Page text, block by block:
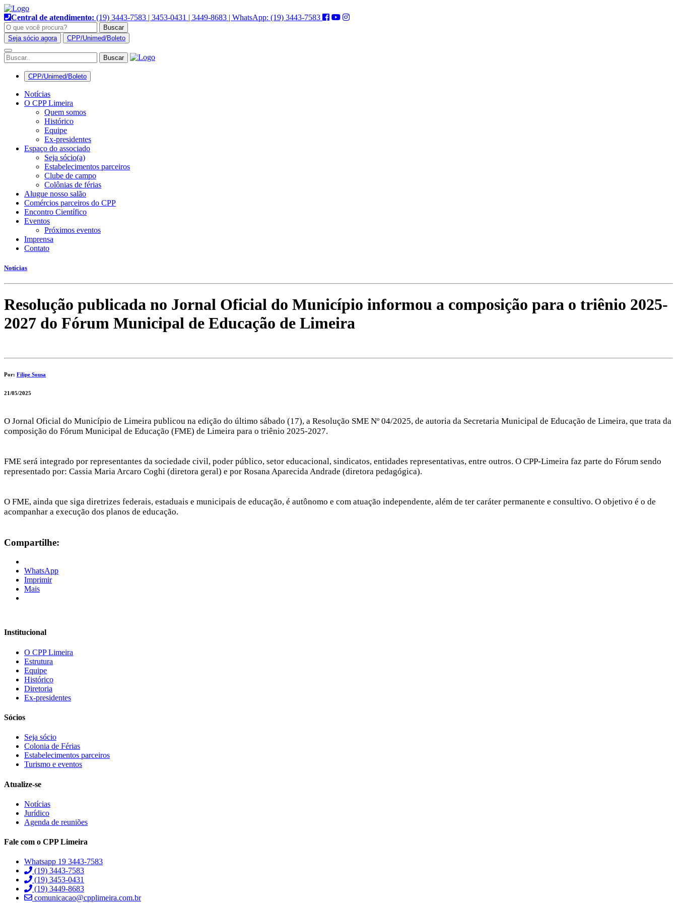
Hacklink panel
Hacklink panel
Backlink paketleri
Hacklink
Hacklink panel
Hacklink panel
Hacklink panel
Hacklink panel
Hacklink panel
Hacklink panel
Hacklink panel
Hacklink panel
Hacklink panel
Hacklink panel
Hacklink panel
Hacklink panel
Hacklink satın al
Hacklink panel
Hacklink panel
Hacklink panel
Hacklink panel
Hacklink panel
Hacklink panel
Hacklink panel
Hacklink panel
Hacklink panel
Hacklink panel
Hacklink panel
Hacklink panel
Hacklink panel
Hacklink panel
Hacklink panel
Hacklink panel
Illuminati
Hacklink
Hacklink Panel
Hacklink
Hacklink Panel
Hacklink Panel
Hacklink Panel
Pular
para
o
conteúdo
Central de atendimento: (19) 3443-7583 | 3453-0431 | 3449-8683 | WhatsApp: (19) 3443-7583
Buscar
Seja sócio agora
CPP/Unimed/Boleto
Alternar
navegação
CPP/Unimed/Boleto
Notícias
O CPP Limeira
Quem somos
Histórico
Equipe
Ex-presidentes
Espaço do associado
Seja sócio(a)
Estabelecimentos parceiros
Clube de campo
Colônias de férias
Alugue nosso salão
Comércios parceiros do CPP
Encontro Científico
Eventos
Próximos eventos
Imprensa
Contato
Notícias
Resolução publicada no Jornal Oficial do Município informou a composição para o triênio 2025-
2027 do Fórum Municipal de Educação de Limeira
Por: Filipe Sousa
21/05/2025
O Jornal Oficial do Município de Limeira publicou na edição do último sábado (17), a Resolução SME Nº 04/2025, de autoria da Secretaria Municipal de Educação de Limeira, que trata da
composição do Fórum Municipal de Educação (FME) de Limeira para o triênio 2025-2027.
FME será integrado por representantes da sociedade civil, poder público, setor educacional, sindicatos, entidades representativas, entre outros. O CPP-Limeira faz parte do Fórum sendo
representado por: Cassia Maria Arcaro Coghi (diretora geral) e por Rosana Aparecida Andrade (diretora pedagógica).
O FME, ainda que siga diretrizes federais, estaduais e municipais de educação, é autônomo e com atuação independente, além de ter caráter permanente e consultivo. O objetivo é o de
acompanhar a execução dos planos de educação.
Compartilhe:
WhatsApp
Imprimir
Mais
Institucional
O CPP Limeira
Estrutura
Equipe
Histórico
Diretoria
Ex-presidentes
Sócios
Seja sócio
Colonia de Férias
Estabelecimentos parceiros
Turismo e eventos
Atualize-se
Notícias
Jurídico
Agenda de reuniões
Fale com o CPP Limeira
Whatsapp 19 3443-7583
(19) 3443-7583
(19) 3453-0431
(19) 3449-8683
comunicacao@cpplimeira.com.br